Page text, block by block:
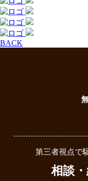
BACK
第三者視点で
相談